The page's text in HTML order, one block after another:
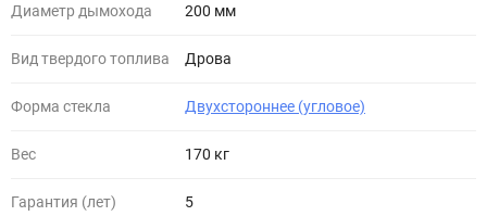
Диаметр дымохода 200 мм
Вид твердого топлива Дрова
Форма стекла Двухстороннее (угловое)
Вес 170 кг
Гарантия (лет) 5